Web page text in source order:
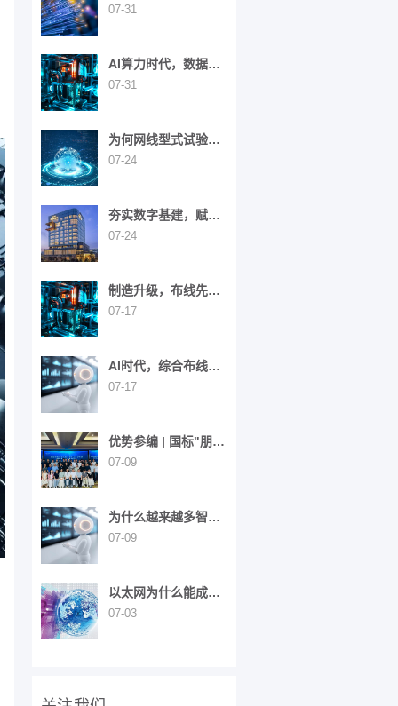
筑未来数字经济的基
07-31
AI算力时代，数据中
心网络架构迎来全面
07-31
为何网线型式试验如
此重要？
07-24
夯实数字基建，赋能
智慧旅居——西安高
07-24
制造升级，布线先
行：智能工厂的“神经
07-17
AI时代，综合布线为
什么成了“建筑神经网
07-17
优势参编 | 国标"朋友
圈"持续扩大！UCS同
07-09
为什么越来越多智能
楼宇，开始重新做“布
07-09
以太网为什么能成为
全球网络通信的“共同
07-03